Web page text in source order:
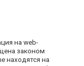
на web-
законом
находятся на